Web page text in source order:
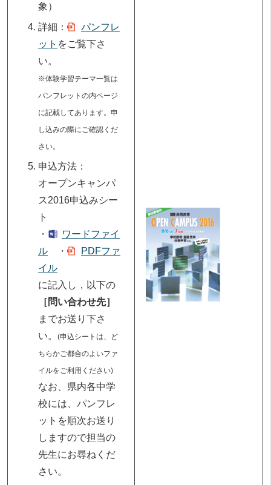
象）
詳細：
パンフレ
ット をご覧下さ
い。
※体験学習テーマ一覧は
パンフレットの内ページ
に記載してあります。申
し込みの際にご確認くだ
さい。
申込方法：
オープンキャンパ
ス2016申込みシー
ト
・
ワードファイ
ル ・
PDFファ
イル
に記入し，以下の
［問い合わせ先］
までお送り下さ
い。
(申込シートは、ど
ちらかご都合のよいファ
イルをご利用ください)
なお、県内各中学
校には、パンフレ
ットを順次お送り
しますので担当の
先生にお尋ねくだ
さい。